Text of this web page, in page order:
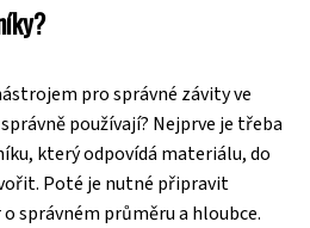
pro správné závity ve
používají? Nejprve je třeba
který odpovídá materiálu, do
Poté je nutné připravit
správném průměru a hloubce.